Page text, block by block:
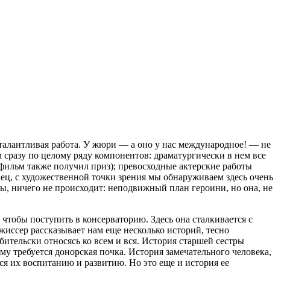
работа. У жюри — а оно у нас международное! — не
по целому ряду компонентов: драматургически в нем все
также получил приз); превосходные актерские работы
с художественной точки зрения мы обнаруживаем здесь очень
ничего не происходит: неподвижный план героини, но она, не
поступить в консерваторию. Здесь она сталкивается с
рассказывает нам еще несколько историй, тесно
относясь ко всем и вся. История старшей сестры
донорская почка. История замечательного человека,
их воспитанию и развитию. Но это еще и история ее